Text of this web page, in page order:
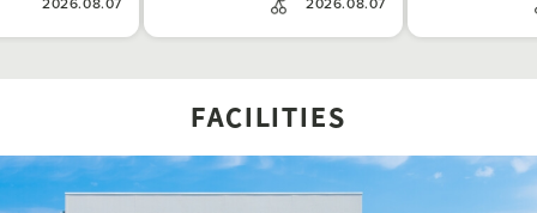
FACILITIES